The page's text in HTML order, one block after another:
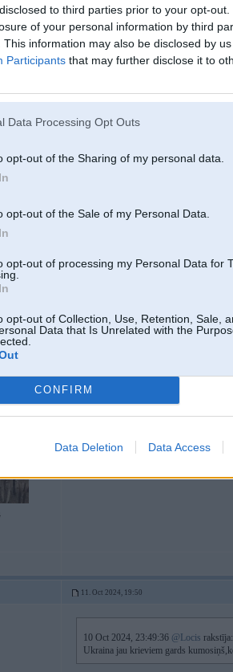
to third parties prior to your opt-
of your personal information by third
This information may also be disclosed by
Participants that may further disclose it to
Data Processing Opt Outs
opt-out of the Sharing of my personal data.
opt-out of the Sale of my Personal Data.
opt-out of processing my Personal Data for
opt-out of Collection, Use, Retention, Sale,
Data that Is Unrelated with the
CONFIRM
Data Deletion Data Access
Vēsturi neesi mācījies.
Polija 1920 gadā uzvarēja sarkano mēri
Ņemot vērā, ka Baltija ļoti palīdzēja
Visi vislabprātāk šauj ne savā teritorijā,
jāvāc, drupas, viss pārējais. Loģiski, ka
piemērs abu pasaules karu gadījumā ir
karoja citās zemēs. Tā ka viņiem ir reāla
tak arī labprātāk ar teorētisku laupītāju
https://www.moscowtimes.ru/2024/10/11/
11. Oct 2024, 19:50
10 Oct 2024, 23:49:36 @Locis rakstīja:
Ukraina jau krieviem gards